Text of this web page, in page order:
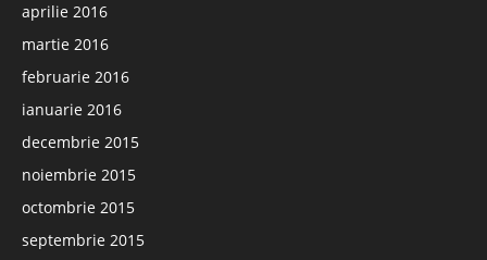
aprilie 2016
martie 2016
februarie 2016
ianuarie 2016
decembrie 2015
noiembrie 2015
octombrie 2015
septembrie 2015